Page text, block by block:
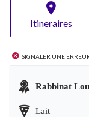
Itineraires
Signaler une
Rabbinat
Lait